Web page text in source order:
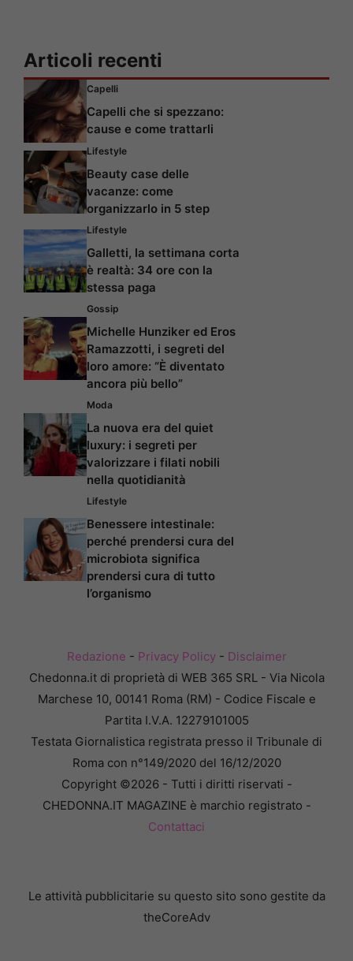
Articoli recenti
Capelli
Capelli che si spezzano:
cause e come trattarli
Lifestyle
Beauty case delle
vacanze: come
organizzarlo in 5 step
Lifestyle
Galletti, la settimana corta
è realtà: 34 ore con la
stessa paga
Gossip
Michelle Hunziker ed Eros
Ramazzotti, i segreti del
loro amore: “È diventato
ancora più bello”
Moda
La nuova era del quiet
luxury: i segreti per
valorizzare i filati nobili
nella quotidianità
Lifestyle
Benessere intestinale:
perché prendersi cura del
microbiota significa
prendersi cura di tutto
l’organismo
Redazione - Privacy Policy- Disclaimer
Chedonna.it di proprietà di WEB 365 SRL - Via Nicola
Marchese 10, 00141 Roma (RM) - Codice Fiscale e
Partita I.V.A. 12279101005
Testata Giornalistica registrata presso il Tribunale di
Roma con n°149/2020 del 16/12/2020
Copyright ©2026 - Tutti i diritti riservati -
CHEDONNA.IT MAGAZINE è marchio registrato -
Contattaci
Le attività pubblicitarie su questo sito sono gestite da
theCoreAdv